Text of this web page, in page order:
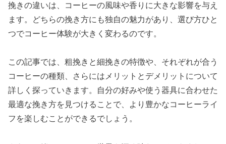
挽きの違いは、コーヒーの風味や香りに大きな影響を与え
ます。どちらの挽き方にも独自の魅力があり、選び方ひと
つでコーヒー体験が大きく変わるのです。
この記事では、粗挽きと細挽きの特徴や、それぞれが合う
コーヒーの種類、さらにはメリットとデメリットについて
詳しく探っていきます。自分の好みや使う器具に合わせた
最適な挽き方を見つけることで、より豊かなコーヒーライ
フを楽しむことができるでしょう。